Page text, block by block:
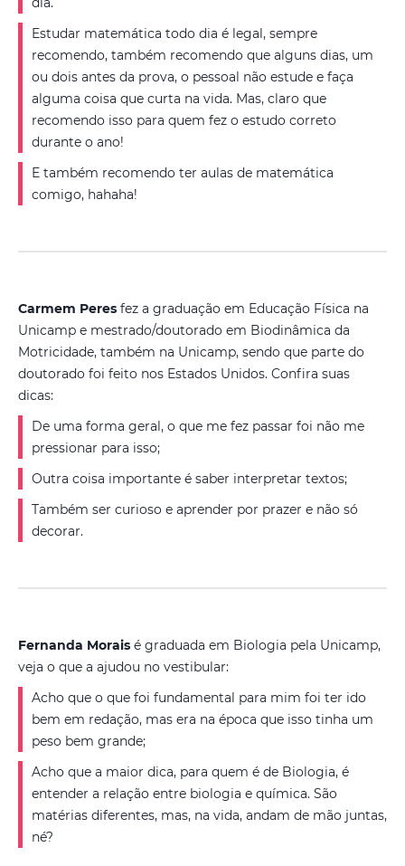
Estudar matemática todo dia é legal, sempre
recomendo, também recomendo que alguns dias, um
ou dois antes da prova, o pessoal não estude e faça
alguma coisa que curta na vida. Mas, claro que
recomendo isso para quem fez o estudo correto
durante o ano!
E também recomendo ter aulas de matemática
comigo, hahaha!
Carmem Peres fez a graduação em Educação Física na
Unicamp e mestrado/doutorado em Biodinâmica da
Motricidade, também na Unicamp, sendo que parte do
doutorado foi feito nos Estados Unidos. Confira suas
dicas:
De uma forma geral, o que me fez passar foi não me
pressionar para isso;
Outra coisa importante é saber interpretar textos;
Também ser curioso e aprender por prazer e não só
decorar.
Fernanda Morais é graduada em Biologia pela Unicamp,
veja o que a ajudou no vestibular:
Acho que o que foi fundamental para mim foi ter ido
bem em redação, mas era na época que isso tinha um
peso bem grande;
Acho que a maior dica, para quem é de Biologia, é
entender a relação entre biologia e química. São
matérias diferentes, mas, na vida, andam de mão juntas,
né?